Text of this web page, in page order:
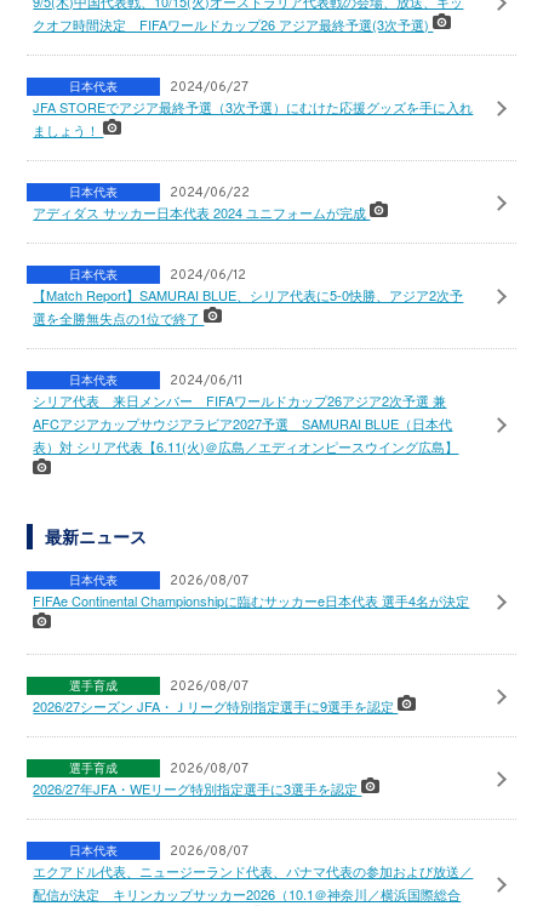
クオフ時間決定 FIFAワールドカップ26 アジア最終予選(3次予選)
日本代表 2024/06/27
JFA STOREでアジア最終予選（3次予選）にむけた応援グッズを手に入れ
ましょう！
日本代表 2024/06/22
アディダス サッカー日本代表 2024 ユニフォームが完成
日本代表 2024/06/12
【Match Report】SAMURAI BLUE、シリア代表に5-0快勝、アジア2次予
選を全勝無失点の1位で終了
日本代表 2024/06/11
シリア代表 来日メンバー FIFAワールドカップ26アジア2次予選 兼
AFCアジアカップサウジアラビア2027予選 SAMURAI BLUE（日本代
表）対 シリア代表【6.11(火)＠広島／エディオンピースウイング広島】
最新ニュース
日本代表 2026/08/07
FIFAe Continental Championshipに臨むサッカーe日本代表 選手4名が決定
選手育成 2026/08/07
2026/27シーズン JFA・Ｊリーグ特別指定選手に9選手を認定
選手育成 2026/08/07
2026/27年JFA・WEリーグ特別指定選手に3選手を認定
日本代表 2026/08/07
エクアドル代表、ニュージーランド代表、パナマ代表の参加および放送／
配信が決定 キリンカップサッカー2026（10.1＠神奈川／横浜国際総合